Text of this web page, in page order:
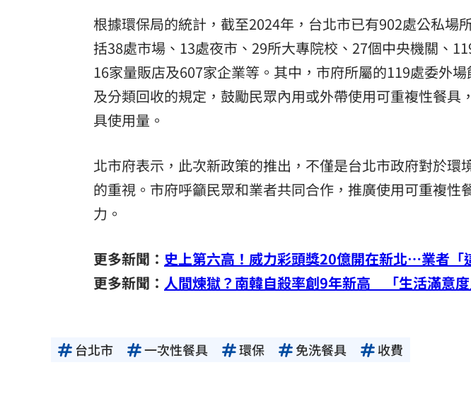
根據環保局的統計，截至2024年，台北市已有902處公私場
括38處市場、13處夜市、29所大專院校、27個中央機關、
16家量販店及607家企業等。其中，市府所屬的119處委外
及分類回收的規定，鼓勵民眾內用或外帶使用可重複性餐具
具使用量。
北市府表示，此次新政策的推出，不僅是台北市政府對於環
的重視。市府呼籲民眾和業者共同合作，推廣使用可重複性
力。
更多新聞： 史上第六高！威力彩頭獎20億開在新北…業者「
更多新聞： 人間煉獄？南韓自殺率創9年新高 「生活滿意
台北市 一次性餐具 環保 免洗餐具 收費